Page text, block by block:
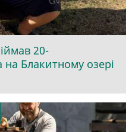
20-
на Блакитному озері